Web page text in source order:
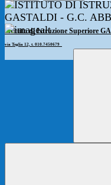
Istituto di Istruzione Superiore
via Teglia 12, t. 010.7450679